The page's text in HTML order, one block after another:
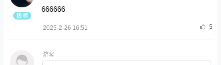
666666
2025-2-26 16:51 5
游客